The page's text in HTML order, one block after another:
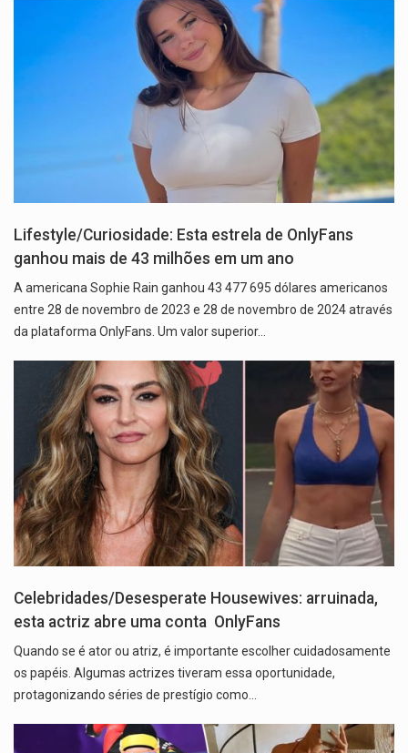
Lifestyle/Curiosidade: Esta estrela de OnlyFans
ganhou mais de 43 milhões em um ano
A americana Sophie Rain ganhou 43 477 695 dólares americanos
entre 28 de novembro de 2023 e 28 de novembro de 2024 através
da plataforma OnlyFans. Um valor superior…
Celebridades/Desesperate Housewives: arruinada,
esta actriz abre uma conta OnlyFans
Quando se é ator ou atriz, é importante escolher cuidadosamente
os papéis. Algumas actrizes tiveram essa oportunidade,
protagonizando séries de prestígio como…